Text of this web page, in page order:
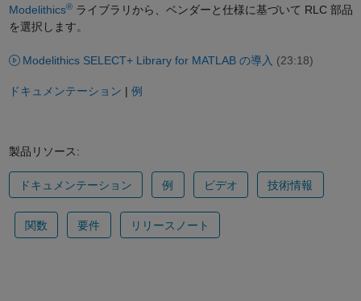
Modelithics®ライブラリから、ベンダーと仕様に基づいて RLC 部品
を選択します。
Modelithics SELECT+ Library for MATLAB の導入 (23:18)
ドキュメンテーション | 例
製品リソース:
ドキュメンテーション 例 ビデオ 技術情報
関数 要件 リリースノート